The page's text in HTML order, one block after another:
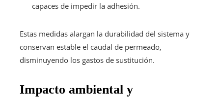
capaces de impedir la adhesión.
Estas medidas alargan la durabilidad del sistema y
conservan estable el caudal de permeado,
disminuyendo los gastos de sustitución.
Impacto ambiental y